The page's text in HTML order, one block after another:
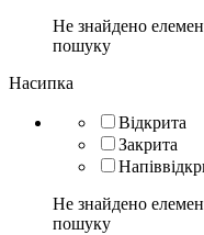
Не знайдено
пошуку
Насипка
Відкрита
Закрита
Не знайдено
пошуку